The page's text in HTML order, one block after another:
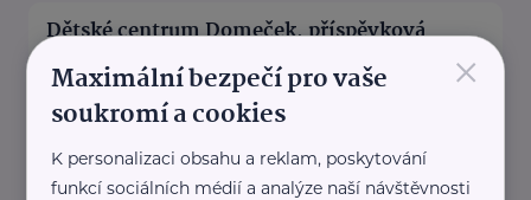
Dětské centrum Domeček, příspěvková
Jedličkova Ostrava
www.ddpd3.cz
+420 595 705 301
detsky.domov@ddpd3.cz
×
Maximální bezpečí pro vaše
soukromí a cookies
K personalizaci obsahu a reklam, poskytování
funkcí sociálních médií a analýze naší návštěvnosti